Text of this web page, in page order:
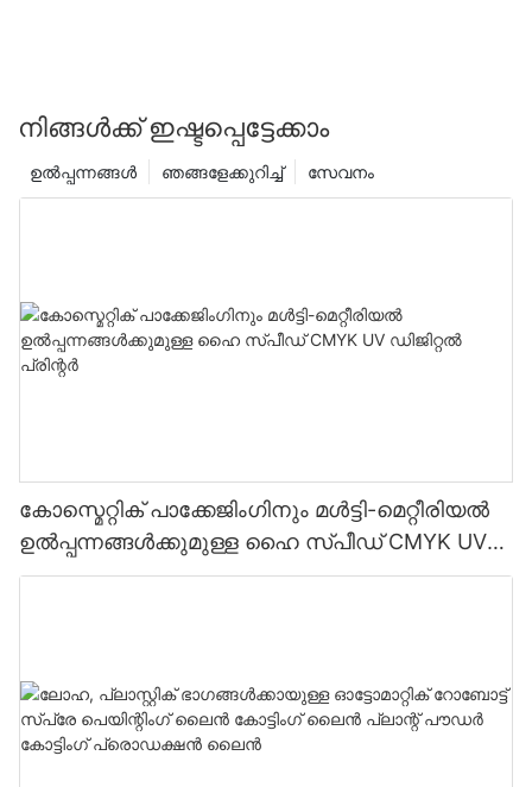
നിങ്ങൾക്ക് ഇഷ്ടപ്പെട്ടേക്കാം
സേവനം
ഞങ്ങളേക്കുറിച്ച്
ഉൽപ്പന്നങ്ങൾ
കോസ്മെറ്റിക് പാക്കേജിംഗിനും മൾട്ടി-മെറ്റീരിയൽ
ഉൽപ്പന്നങ്ങൾക്കുമുള്ള ഹൈ സ്പീഡ് CMYK UV
ഡിജിറ്റൽ പ്രിന്റർ